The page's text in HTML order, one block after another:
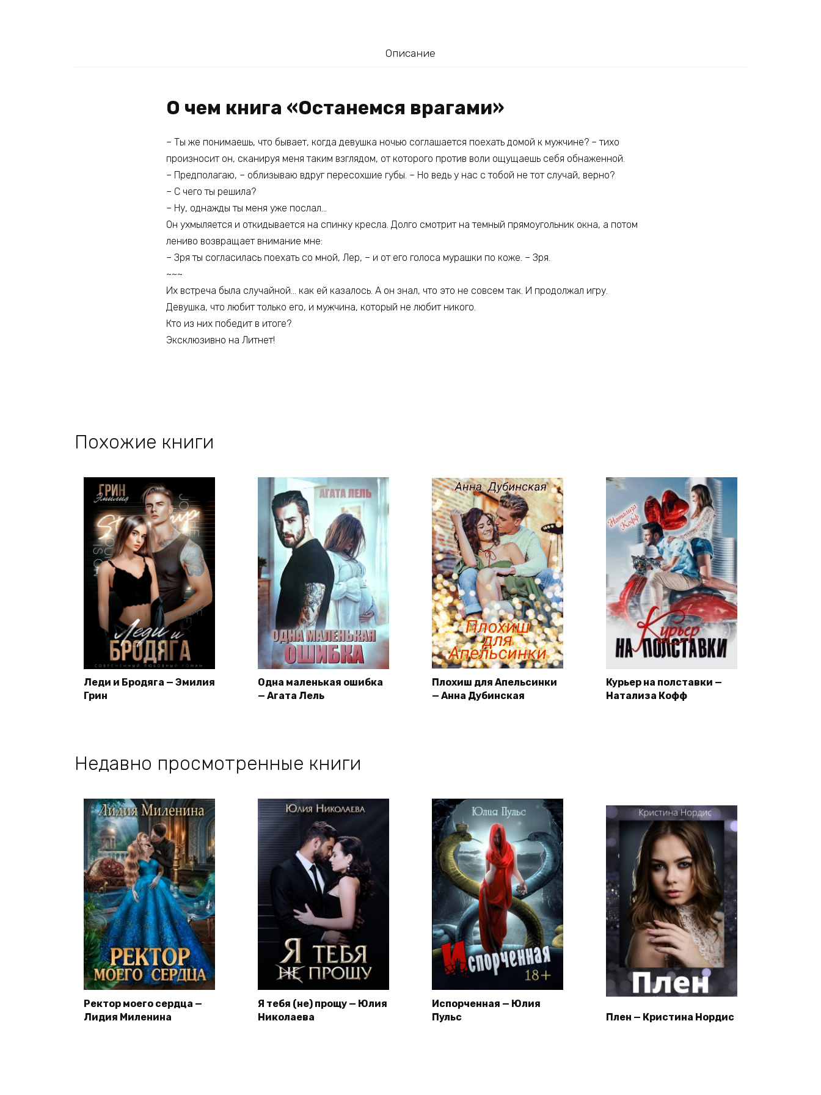
Описание
О чем книга «Останемся врагами»
– Ты же понимаешь, что бывает, когда девушка ночью соглашается поехать домой к мужчине? – тихо
произносит он, сканируя меня таким взглядом, от которого против воли ощущаешь себя обнаженной.
– Предполагаю, – облизываю вдруг пересохшие губы. – Но ведь у нас с тобой не тот случай, верно?
– С чего ты решила?
– Ну, однажды ты меня уже послал…
Он ухмыляется и откидывается на спинку кресла. Долго смотрит на темный прямоугольник окна, а потом
лениво возвращает внимание мне:
– Зря ты согласилась поехать со мной, Лер, – и от его голоса мурашки по коже. – Зря.
~~~
Их встреча была случайной… как ей казалось. А он знал, что это не совсем так. И продолжал игру.
Девушка, что любит только его, и мужчина, который не любит никого.
Кто из них победит в итоге?
Эксклюзивно на Литнет!
Похожие книги
Леди и Бродяга — Эмилия
Грин
Одна маленькая ошибка
— Агата Лель
Плохиш для Апельсинки
— Анна Дубинская
Курьер на полставки —
Натализа Кофф
Недавно просмотренные книги
Ректор моего сердца —
Лидия Миленина
Я тебя (не) прощу — Юлия
Николаева
Испорченная — Юлия
Пульс
Плен — Кристина Нордис